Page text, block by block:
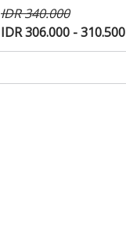
IDR 340.000
IDR 306.000 - 310.500